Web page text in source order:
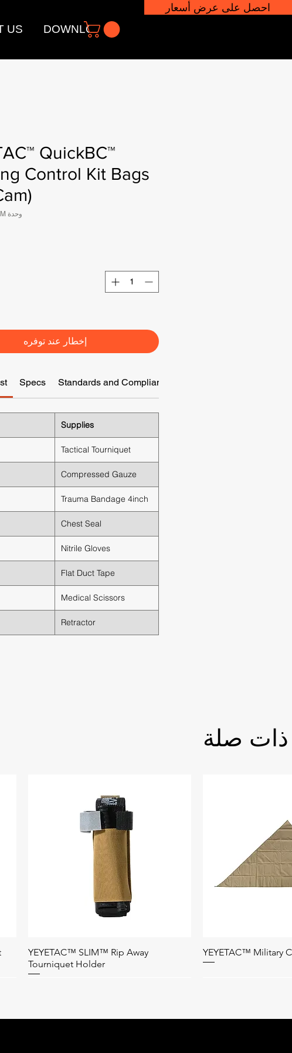
US DOWNLOADS
احصل على عرض أسعار
QuickBC™
Control Kit Bags
وحدة SKU: BEQBC-BM
إخطار عند توفره
Specs Standards and Compliance
Supplies
Tactical Tourniquet
Compressed Gauze
Trauma Bandage 4inch
Chest Seal
Nitrile Gloves
Flat Duct Tape
Medical Scissors
Retractor
ذات صلة
السريع
YEYETAC™ Military العرض السريع
YEYETAC™ SLIM™ Rip Away
Tourniquet Holder